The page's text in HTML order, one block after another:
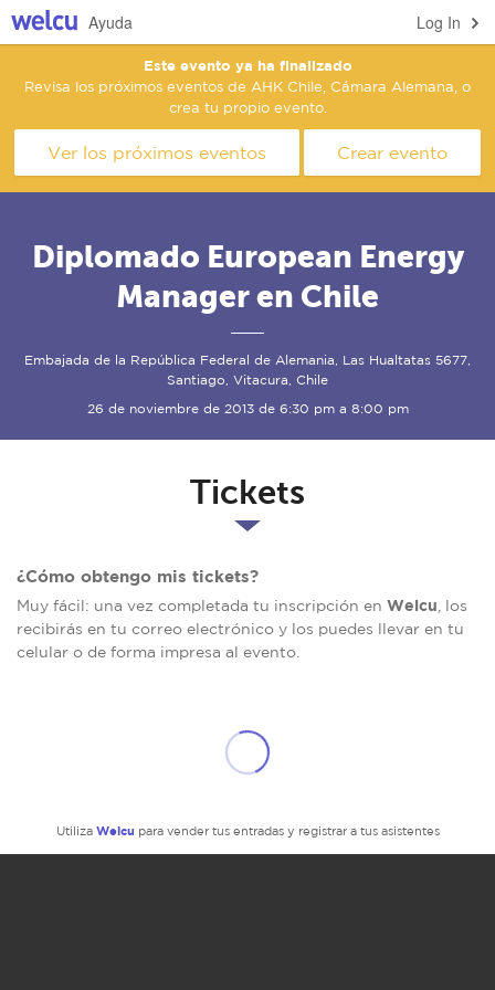
Log In
Ayuda
Este evento ya ha finalizado
Revisa los próximos eventos de AHK Chile, Cámara Alemana, o
crea tu propio evento.
Ver los próximos eventos Crear evento
Diplomado European Energy
Manager en Chile
Embajada de la República Federal de Alemania, Las Hualtatas 5677,
Santiago, Vitacura, Chile
26 de noviembre de 2013 de 6:30 pm a 8:00 pm
Tickets
¿Cómo obtengo mis tickets?
Muy fácil: una vez completada tu inscripción en Welcu , los
recibirás en tu correo electrónico y los puedes llevar en tu
celular o de forma impresa al evento.
Utiliza Welcu para vender tus entradas y registrar a tus asistentes